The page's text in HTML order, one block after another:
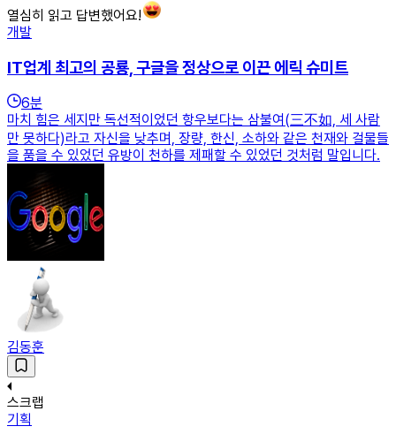
열심히 읽고 답변했어요!
개발
IT업계 최고의 공룡, 구글을 정상으로 이끈 에릭 슈미트
6분
마치 힘은 세지만 독선적이었던 항우보다는 삼불여(三不如, 세 사람
만 못하다)라고 자신을 낮추며, 장량, 한신, 소하와 같은 천재와 걸물들
을 품을 수 있었던 유방이 천하를 제패할 수 있었던 것처럼 말입니다.
김동훈
스크랩
기획